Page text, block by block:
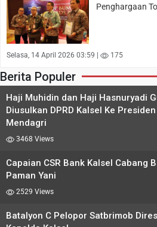
Penghargaan
Selasa, 14 April 2026 03:59 | 175
Berita Populer
Haji Muhidin dan Haji Hasnuryadi
Diusulkan DPRD Kalsel Ke
Mendagri
3468 Views
Capaian CSR Bank Kalsel Cabang
Paman Yani
2529 Views
Batalyon C Pelopor Satbrimob